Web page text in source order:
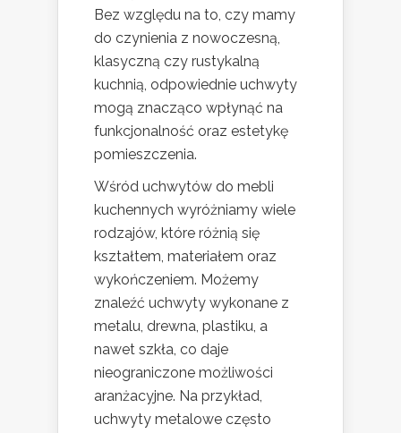
Bez względu na to, czy mamy
do czynienia z nowoczesną,
klasyczną czy rustykalną
kuchnią, odpowiednie uchwyty
mogą znacząco wpłynąć na
funkcjonalność oraz estetykę
pomieszczenia.
Wśród uchwytów do mebli
kuchennych wyróżniamy wiele
rodzajów, które różnią się
kształtem, materiałem oraz
wykończeniem. Możemy
znaleźć uchwyty wykonane z
metalu, drewna, plastiku, a
nawet szkła, co daje
nieograniczone możliwości
aranżacyjne. Na przykład,
uchwyty metalowe często